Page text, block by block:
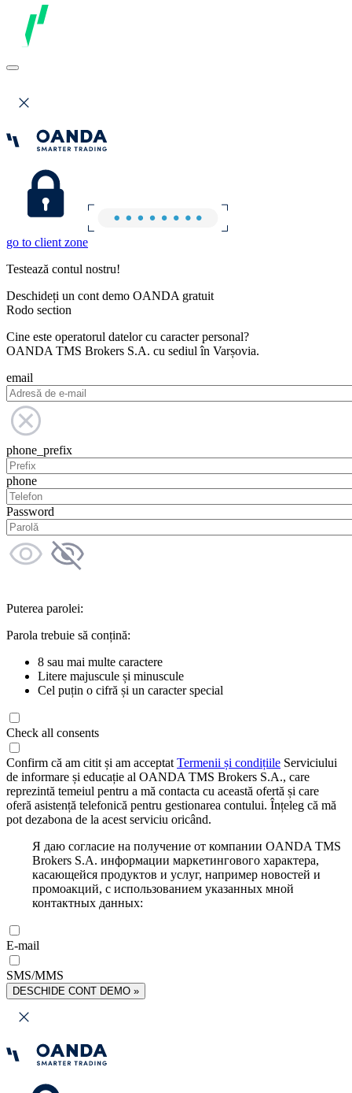
go to client zone
Testează contul nostru!
Deschideți un cont demo OANDA gratuit
Rodo section
Cine este operatorul datelor cu caracter personal?
OANDA TMS Brokers S.A. cu sediul în Varșovia.
email
phone_prefix
phone
Password
Puterea parolei:
Parola trebuie să conțină:
8 sau mai multe caractere
Litere majuscule și minuscule
Cel puțin o cifră și un caracter special
Check all consents
Confirm că am citit și am acceptat Termenii și condițiile Serviciului
de informare și educație al OANDA TMS Brokers S.A., care
reprezintă temeiul pentru a mă contacta cu această ofertă și care
oferă asistență telefonică pentru gestionarea contului. Înțeleg că mă
pot dezabona de la acest serviciu oricând.
Я даю согласие на получение от компании OANDA TMS
Brokers S.A. информации маркетингового характера,
касающейся продуктов и услуг, например новостей и
промоакций, с использованием указанных мной
контактных данных:
E-mail
SMS/MMS
DESCHIDE CONT DEMO »